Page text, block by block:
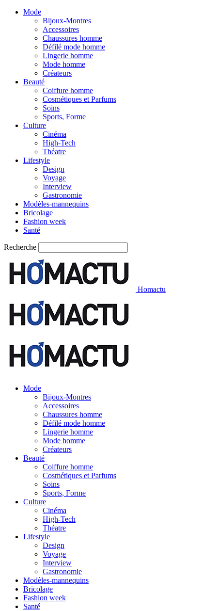
Mode
Bijoux-Montres
Accessoires
Chaussures homme
Défilé mode homme
Lingerie homme
Mode homme
Créateurs
Beauté
Coiffure homme
Cosmétiques et Parfums
Soins
Sports, Forme
Culture
Cinéma
High-Tech
Théatre
Lifestyle
Design
Voyage
Interview
Gastronomie
Modèles-mannequins
Bricolage
Fashion week
Santé
Recherche
Homactu
Mode
Bijoux-Montres
Accessoires
Chaussures homme
Défilé mode homme
Lingerie homme
Mode homme
Créateurs
Beauté
Coiffure homme
Cosmétiques et Parfums
Soins
Sports, Forme
Culture
Cinéma
High-Tech
Théatre
Lifestyle
Design
Voyage
Interview
Gastronomie
Modèles-mannequins
Bricolage
Fashion week
Santé